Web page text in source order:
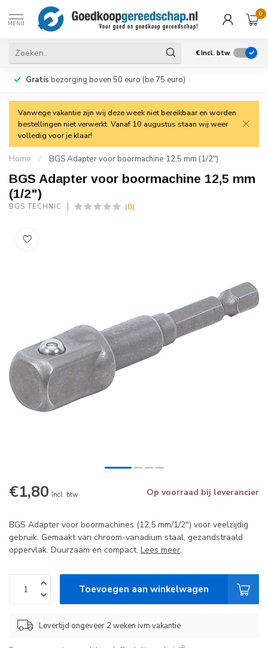
MENU
0
€Incl. btw
Gratis bezorging boven 50 euro (be 75 euro)
Vanwege vakantie zijn wij deze week niet bereikbaar en worden
bestellingen niet verwerkt. Vanaf 10 augustus staan wij weer
volledig voor je klaar!
Home / BGS Adapter voor boormachine 12,5 mm (1/2")
BGS Adapter voor boormachine 12,5 mm
(1/2")
BGS TECHNIC (0)
€1,80 Incl. btw Op voorraad bij leverancier
BGS Adapter voor boormachines (12,5 mm/1/2") voor veelzijdig
gebruik. Gemaakt van chroom-vanadium staal, gezandstraald
oppervlak. Duurzaam en compact. Lees meer.
Toevoegen aan winkelwagen
Levertijd ongeveer 2 weken ivm vakantie